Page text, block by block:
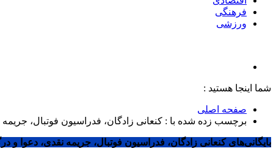
فرهنگی
ورزشی
شما اینجا هستید :
صفحه اصلی
برچسب زده شده با : کنعانی زادگان، فدراسیون فوتبال، جریمه
بایگانی‌های کنعانی زادگان، فدراسیون فوتبال، جریمه نقدی، دعوا و